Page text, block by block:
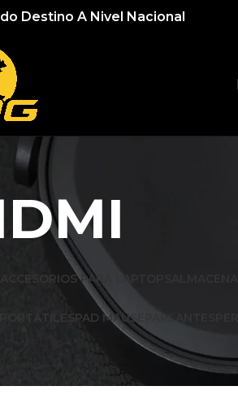
Destino A Nivel Nacional
ACCESORIOS PARA LAPTOPS
PAD MAUSE